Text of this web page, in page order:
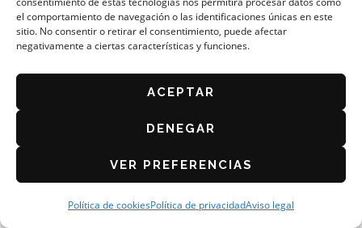
el comportamiento de navegación o las identificaciones únicas en este
sitio. No consentir o retirar el consentimiento, puede afectar
negativamente a ciertas características y funciones.
ACEPTAR
DENEGAR
VER PREFERENCIAS
Política de cookiesPolítica de privacidadAviso legal
ORGANIZA: ASOCIACIÓN DE CAFÉS Y BARES DE
ZARAGOZA
AVISO LEGAL
POLÍTICA DE PRIVACIDAD
POLÍTICA DE COOKIES (UE)